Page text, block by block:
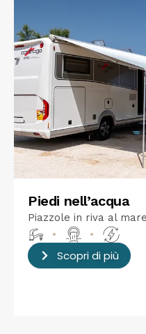
Piedi nell’acqua
Piazzole in riva al
•
•
Scopri di più